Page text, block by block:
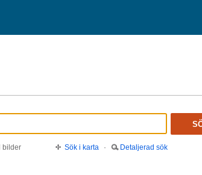
bilder Sök i karta · Detaljerad sök